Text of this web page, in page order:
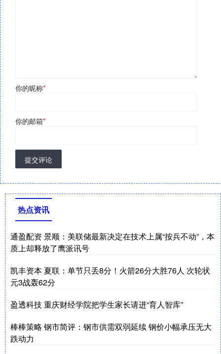
你的昵称*
你的邮箱*
提交评论
热点资讯
通盈配资 景顺：美联储最新决定在技术上属“按兵不动”，本
质上却释放了鹰派讯号
凯丰资本 夏联：单节只丢8分！火箭26分大胜76人 次轮状
元3战轰62分
盈透科技 重庆财经学院把学生家长请进“育人智库”
棒棒策略 钢市简评：钢市供需双弱延续 钢价小幅承压无大
跌动力